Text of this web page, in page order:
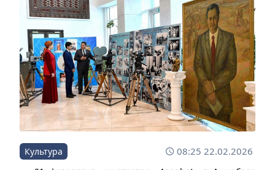
Культура 08:25 22.02.2026